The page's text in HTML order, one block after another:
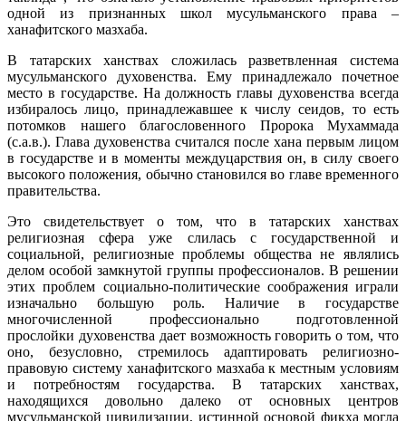
одной из признанных школ мусульманского права –
ханафитского мазхаба.
В татарских ханствах сложилась разветвленная система
мусульманского духовенства. Ему принадлежало почетное
место в государстве. На должность главы духовенства всегда
избиралось лицо, принадлежавшее к числу сеидов, то есть
потомков нашего благословенного Пророка Мухаммада
(с.а.в.). Глава духовенства считался после хана первым лицом
в государстве и в моменты междуцарствия он, в силу своего
высокого положения, обычно становился во главе временного
правительства.
Это свидетельствует о том, что в татарских ханствах
религиозная сфера уже слилась с государственной и
социальной, религиозные проблемы общества не являлись
делом особой замкнутой группы профессионалов. В решении
этих проблем социально-политические соображения играли
изначально большую роль. Наличие в государстве
многочисленной профессионально подготовленной
прослойки духовенства дает возможность говорить о том, что
оно, безусловно, стремилось адаптировать религиозно-
правовую систему ханафитского мазхаба к местным условиям
и потребностям государства. В татарских ханствах,
находящихся довольно далеко от основных центров
мусульманской цивилизации, истинной основой фикха могла